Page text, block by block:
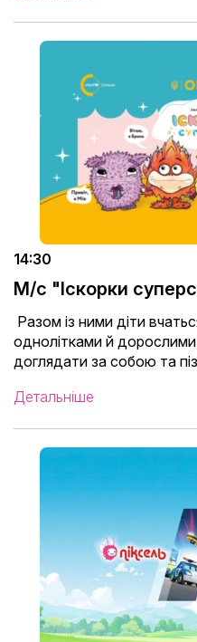
14:30
М/с "Іскорки
Разом із ними діти
однолітками й
доглядати за собою та
Детальніше